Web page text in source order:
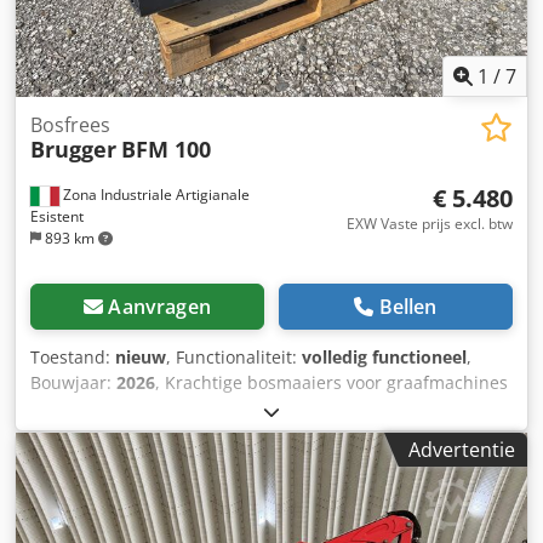
1 /7
Zona Industriale Artigianale
Esistent
893 km
Bosfrees
Brugger BFM 100
€ 5.480
EXW Vaste prijs excl. btw
Aanvragen Bellen
Toestand: nieuw, Functionaliteit: volledig functioneel,
Bouwjaar: 2026, Krachtige bosmaaiers voor graafmachines
van 9 tot 13 ton De Brugger BFM 100 is ontwikkeld voor
veeleisende werkzaamheden in de bosbouw, de tuin- en
landschapsarchitectuur en bij ontginnings- en
onderhoudswerkzaamheden. Dankzij de werklengte van
1.000 mm kunnen struiken, heesters, takken en hout met
een diameter tot ca. 250 mm efficiënt worden versnipperd.
Advertentie